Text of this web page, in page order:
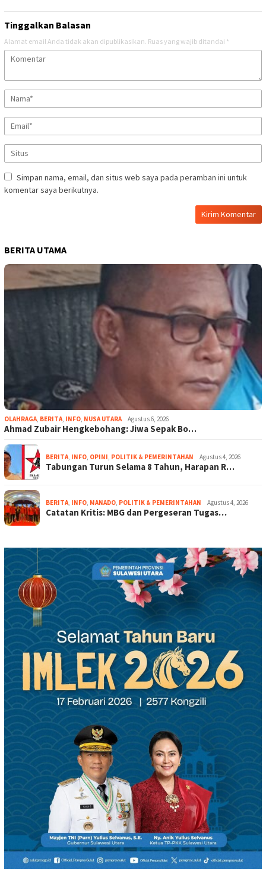
Tinggalkan Balasan
Alamat email Anda tidak akan dipublikasikan. Ruas yang wajib ditandai *
Simpan nama, email, dan situs web saya pada peramban ini untuk
komentar saya berikutnya.
BERITA UTAMA
OLAHRAGA BERITA INFO NUSA UTARA Agustus 6, 2026
Ahmad Zubair Hengkebohang: Jiwa Sepak Bo…
BERITA INFO OPINI POLITIK & PEMERINTAHAN Agustus 4, 2026
Tabungan Turun Selama 8 Tahun, Harapan R…
BERITA INFO MANADO POLITIK & PEMERINTAHAN Agustus 4, 2026
Catatan Kritis: MBG dan Pergeseran Tugas…